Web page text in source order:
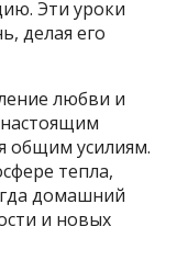
Эти уроки
делая его
любви и
общим усилиям.
тепла,
домашний
и новых